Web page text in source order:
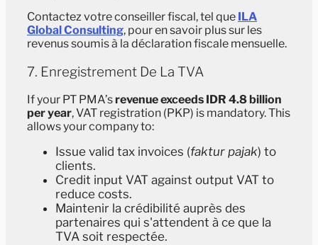
Contactez votre conseiller fiscal, tel que ILA
Global Consulting, pour en savoir plus sur les
revenus soumis à la déclaration fiscale mensuelle.
7. Enregistrement De La TVA
If your PT PMA’s revenue exceeds IDR 4.8 billion
per year, VAT registration (PKP) is mandatory. This
allows your company to:
Issue valid tax invoices (faktur pajak) to
clients.
Credit input VAT against output VAT to
reduce costs.
Maintenir la crédibilité auprès des
partenaires qui s'attendent à ce que la
TVA soit respectée.